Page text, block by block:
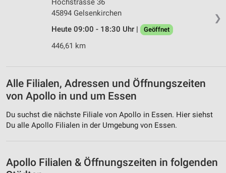
❯
Hochstrasse 36
45894 Gelsenkirchen
Heute 09:00 - 18:30 Uhr |
Geöffnet
446,61 km
Alle Filialen, Adressen und Öffnungszeiten
von Apollo in und um Essen
Du suchst die nächste Filiale von Apollo in Essen. Hier siehst
Du alle Apollo Filialen in der Umgebung von Essen.
Apollo Filialen & Öffnungszeiten in folgenden